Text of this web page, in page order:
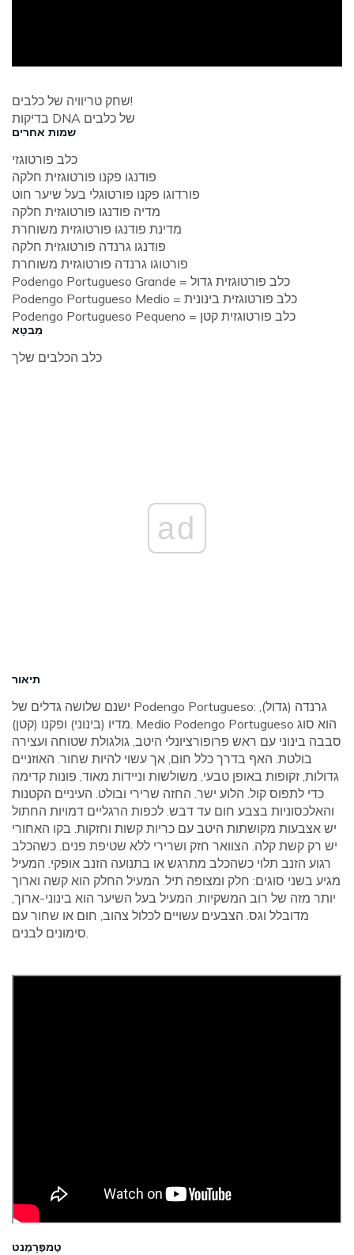
שחק טריוויה של כלבים!
בדיקות DNA של כלבים
שמות אחרים
כלב פורטוגזי
פודנגו פקנו פורטוגזית חלקה
פורדוגו פקנו פורטוגלי בעל שיער חוט
מדיה פודנגו פורטוגזית חלקה
מדינת פודנגו פורטוגזית משוחרת
פודנגו גרנדה פורטוגזית חלקה
פורטוגו גרנדה פורטוגזית משוחרת
Podengo Portugueso Grande = כלב פורטוגזית גדול
Podengo Portugueso Medio = כלב פורטוגזית בינונית
Podengo Portugueso Pequeno = כלב פורטוגזית קטן
מִבטָא
כלב הכלבים שלך
ad
תיאור
ישנם שלושה גדלים של Podengo Portugueso: גרנדה (גדול),
מדיו (בינוני) ופקנו (קטן). Medio Podengo Portugueso הוא סוג
סבבה בינוני עם ראש פרופורציונלי היטב, גולגולת שטוחה ועצירה
בולטת. האף בדרך כלל חום, אך עשוי להיות שחור. האוזניים
גדולות, זקופות באופן טבעי, משולשות וניידות מאוד, פונות קדימה
כדי לתפוס קול. הלוע ישר. החזה שרירי ובולט. העיניים הקטנות
והאלכסוניות בצבע חום עד דבש. לכפות הרגליים דמויות החתול
יש אצבעות מקושתות היטב עם כריות קשות וחזקות. בקו האחורי
יש רק קשת קלה. הצוואר חזק ושרירי ללא שטיפת פנים. כשהכלב
רגוע הזנב תלוי כשהכלב מתרגש או בתנועה הזנב אופקי. המעיל
מגיע בשני סוגים: חלק ומצופה תיל. המעיל החלק הוא קשה וארוך
יותר מזה של רוב המשקיות. המעיל בעל השיער הוא בינוני-ארוך,
מדובלל וגס. הצבעים עשויים לכלול צהוב, חום או שחור עם
סימונים לבנים.
טֶמפֶּרָמֶנט